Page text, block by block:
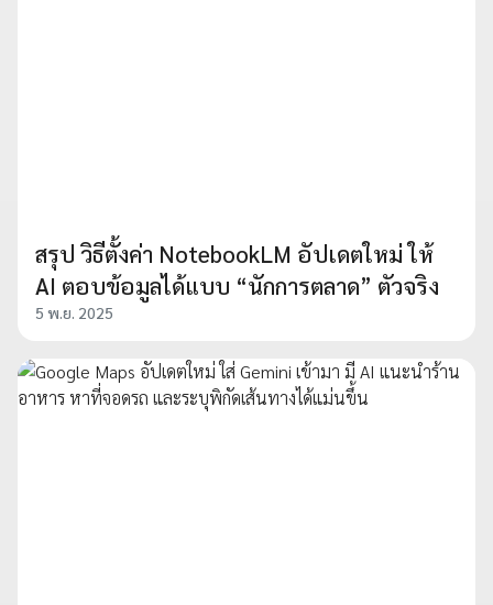
สรุป วิธีตั้งค่า NotebookLM อัปเดตใหม่ ให้
AI ตอบข้อมูลได้แบบ “นักการตลาด” ตัวจริง
5 พ.ย. 2025